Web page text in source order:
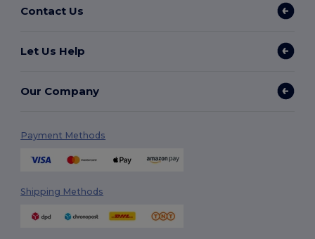
Contact Us
Let Us Help
Our Company
Payment Methods
Shipping Methods